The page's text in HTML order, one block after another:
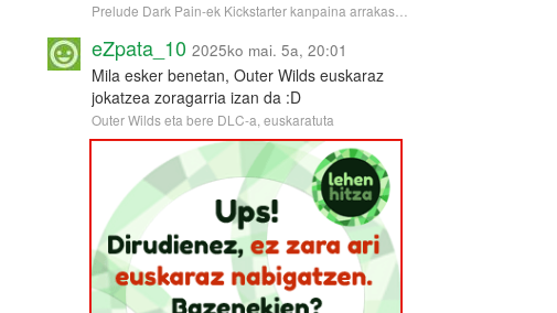
Prelude Dark Pain-ek Kickstarter kanpaina arrakas…
eZpata_10 2025ko mai. 5a, 20:01
Mila esker benetan, Outer Wilds euskaraz
jokatzea zoragarria izan da :D
Outer Wilds eta bere DLC-a, euskaratuta